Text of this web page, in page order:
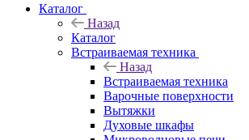
Каталог
Назад
Каталог
Встраиваемая техника
Назад
Встраиваемая техника
Варочные поверхности
Вытяжки
Духовые шкафы